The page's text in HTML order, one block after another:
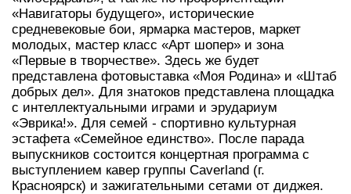
«Навигаторы будущего», исторические
средневековые бои, ярмарка мастеров, маркет
молодых, мастер класс «Арт шопер» и зона
«Первые в творчестве». Здесь же будет
представлена фотовыставка «Моя Родина» и «Штаб
добрых дел». Для знатоков представлена площадка
с интеллектуальными играми и эрудариум
«Эврика!». Для семей - спортивно культурная
эстафета «Семейное единство». После парада
выпускников состоится концертная программа с
выступлением кавер группы Caverland (г.
Красноярск) и зажигательными сетами от диджея.